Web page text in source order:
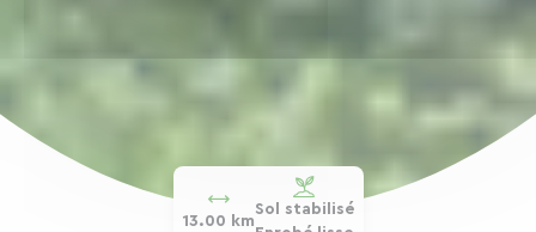
13.00 km
Sol stabilisé